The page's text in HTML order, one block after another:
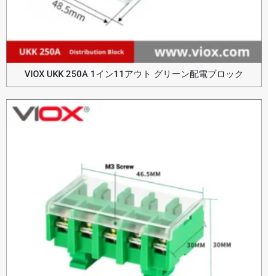
VIOX UKK 250A 1イン11アウト グリーン配電ブロック